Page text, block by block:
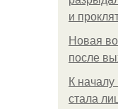
и
Новая
после
К началу
стала